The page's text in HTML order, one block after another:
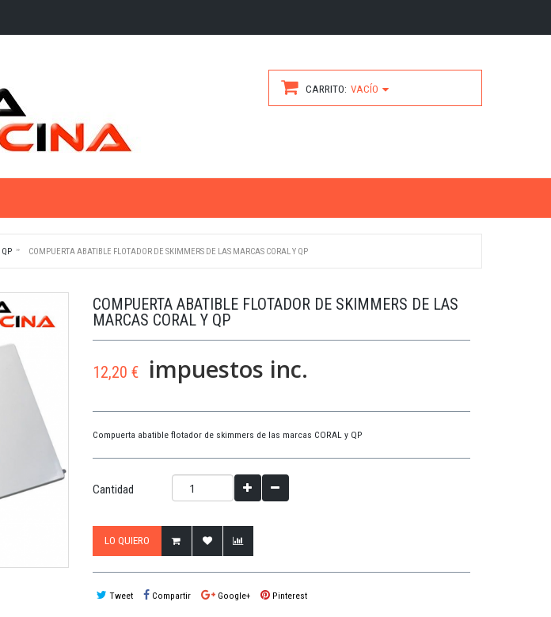
CARRITO VACÍO
QP COMPUERTA ABATIBLE FLOTADOR DE SKIMMERS DE LAS MARCAS CORAL Y QP
COMPUERTA ABATIBLE FLOTADOR DE SKIMMERS DE LAS
MARCAS CORAL Y QP
12,20 € impuestos inc.
Compuerta abatible flotador de skimmers de las marcas CORAL y QP
Cantidad
LO QUIERO
Tweet Compartir Google+ Pinterest